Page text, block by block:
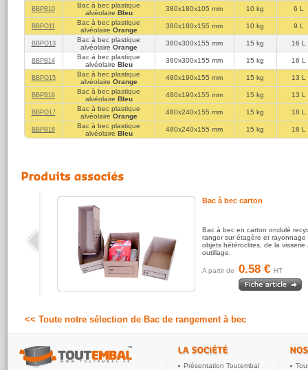
BBPB10
Bac à bec plastique
alvéolaire Bleu
380x180x105 mm 10 kg 6 L
BBPO11
Bac à bec plastique
alvéolaire Orange
380x180x155 mm 10 kg 9 L
BBPO13
Bac à bec plastique
alvéolaire Orange
380x300x155 mm 15 kg 16 L
BBPB14
Bac à bec plastique
alvéolaire Bleu
380x300x155 mm 15 kg 16 L
BBPO15
Bac à bec plastique
alvéolaire Orange
480x190x155 mm 15 kg 13 L
BBPB16
Bac à bec plastique
alvéolaire Bleu
480x190x155 mm 15 kg 13 L
BBPO17
Bac à bec plastique
alvéolaire Orange
480x240x155 mm 15 kg 18 L
BBPB18
Bac à bec plastique
alvéolaire Bleu
480x240x155 mm 15 kg 18 L
Bac à bec carton
Bac à bec en carton ondulé
ranger sur étagère et rayonnage
objets hétéroclites, de la visserie
outillage.
A partir de 0.58 € HT
<< Toute notre sélection de Bac de rangement à bec
Présentation Toutembal